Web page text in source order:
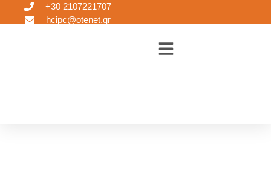
+30 2107221707
hcipc@otenet.gr